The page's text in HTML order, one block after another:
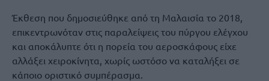
Έκθεση που δημοσιεύθηκε από τη Μαλαισία το 2018,
επικεντρωνόταν στις παραλείψεις του πύργου ελέγχου
και αποκάλυπτε ότι η πορεία του αεροσκάφους είχε
αλλάξει χειροκίνητα, χωρίς ωστόσο να καταλήξει σε
κάποιο οριστικό συμπέρασμα.